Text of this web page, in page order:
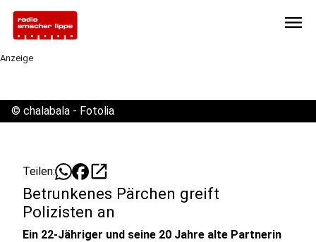
menu
Anzeige
© chalabala - Fotolia
Teilen: open_in_new
Betrunkenes Pärchen greift
Polizisten an
Ein 22-Jähriger und seine 20 Jahre alte Partnerin